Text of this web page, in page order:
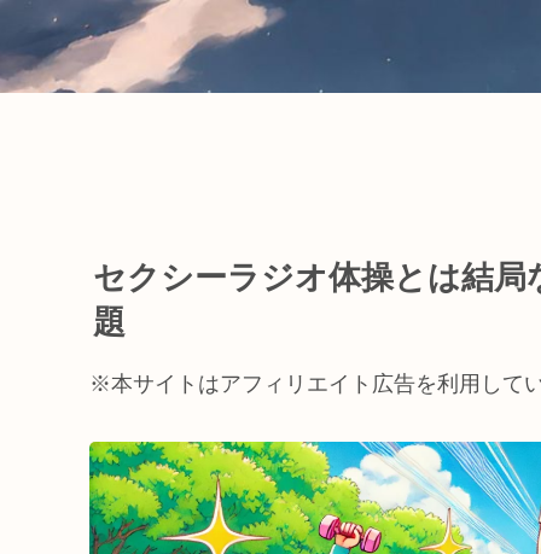
セクシーラジオ体操とは結
題
※本サイトはアフィリエイト広告を利用して